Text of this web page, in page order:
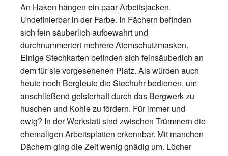
An Haken hängen ein paar Arbeitsjacken.
Undefinierbar in der Farbe. In Fächern befinden
sich fein säuberlich aufbewahrt und
durchnummeriert mehrere Atemschutzmasken.
Einige Stechkarten befinden sich feinsäuberlich an
dem für sie vorgesehenen Platz. Als würden auch
heute noch Bergleute die Stechuhr bedienen, um
anschließend geisterhaft durch das Bergwerk zu
huschen und Kohle zu fördern. Für immer und
ewig? In der Werkstatt sind zwischen Trümmern die
ehemaligen Arbeitsplatten erkennbar. Mit manchen
Dächern ging die Zeit wenig gnädig um. Löcher